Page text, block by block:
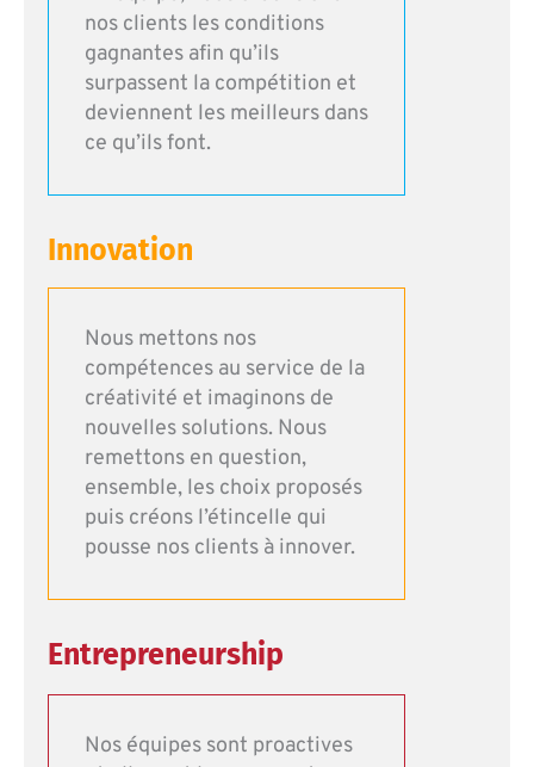
nos clients les conditions
gagnantes afin qu’ils
surpassent la compétition et
deviennent les meilleurs dans
ce qu’ils font.
Innovation
Nous mettons nos
compétences au service de la
créativité et imaginons de
nouvelles solutions. Nous
remettons en question,
ensemble, les choix proposés
puis créons l’étincelle qui
pousse nos clients à innover.
Entrepreneurship
Nos équipes sont proactives